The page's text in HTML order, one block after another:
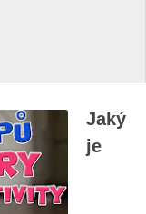
Jaký
je